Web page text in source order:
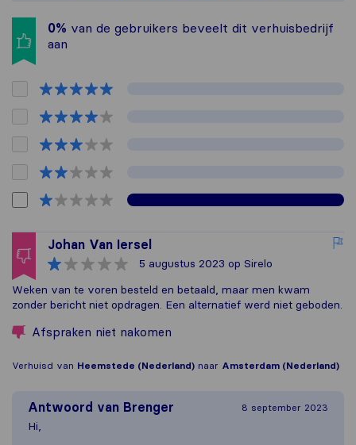
0% van de gebruikers beveelt dit verhuisbedrijf
aan
Johan Van Iersel
5 augustus 2023 op Sirelo
Weken van te voren besteld en betaald, maar men kwam
zonder bericht niet opdragen. Een alternatief werd niet geboden.
Afspraken niet nakomen
Verhuisd van Heemstede (Nederland) naar Amsterdam (Nederland)
Antwoord van Brenger 8 september 2023
Hi,